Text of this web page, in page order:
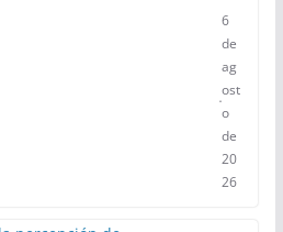
6
de
ag
ost
o
de
20
26